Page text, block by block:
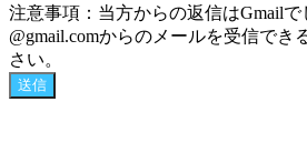
注意事項：当方からの返信はGmail
@gmail.comからのメールを受信でき
さい。